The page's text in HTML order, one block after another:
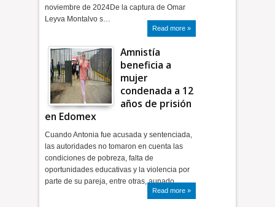
noviembre de 2024De la captura de Omar
Leyva Montalvo s…
Read more »
Amnistía
beneficia a
mujer
condenada a 12
años de prisión
en Edomex
Cuando Antonia fue acusada y sentenciada,
las autoridades no tomaron en cuenta las
condiciones de pobreza, falta de
oportunidades educativas y la violencia por
parte de su pareja, entre otras, aunado …
Read more »